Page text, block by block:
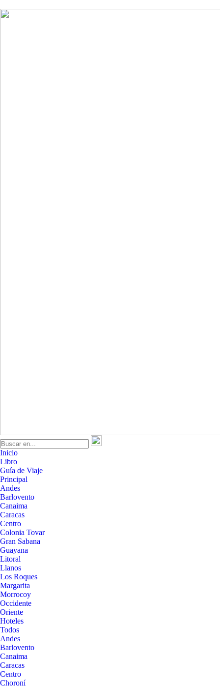
Inicio
Libro
Guía de Viaje
Principal
Andes
Barlovento
Canaima
Caracas
Centro
Colonia Tovar
Gran Sabana
Guayana
Litoral
Llanos
Los Roques
Margarita
Morrocoy
Occidente
Oriente
Hoteles
Todos
Andes
Barlovento
Canaima
Caracas
Centro
Choroní